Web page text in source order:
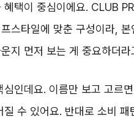
택이 중심이에요. CLUB
스타일에 맞춘 구성이라, 본
지 먼저 보는 게 중요하더라
심인데요. 이름만 보고 고르
질 수 있어요. 반대로 소비 패